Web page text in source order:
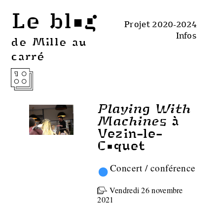
Le blog
de Mille au
carré
Projet 2020-2024
Infos
Playing With
Machines à
Vezin-le-
Coquet
• Concert / conférence
Vendredi 26 novembre
2021